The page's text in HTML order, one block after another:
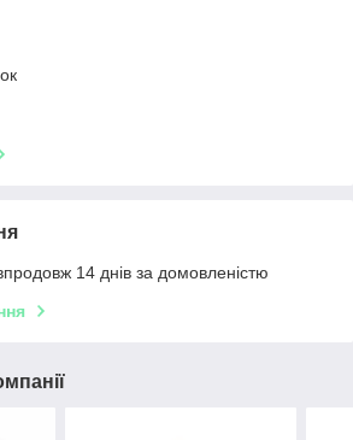
14 днів за домовленістю